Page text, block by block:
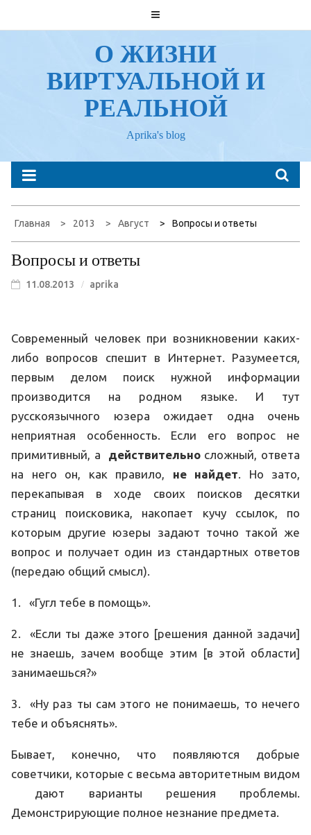
к
О ЖИЗНИ
ВИРТУАЛЬНОЙ И
РЕАЛЬНОЙ
Aprika's blog
Главная 2013 Август Вопросы и ответы
Вопросы и ответы
11.08.2013 aprika
Современный человек при возникновении каких-
либо вопросов спешит в Интернет. Разумеется,
первым делом поиск нужной информации
производится на родном языке. И тут
русскоязычного юзера ожидает одна очень
неприятная особенность. Если его вопрос не
примитивный, а действительносложный, ответа
на него он, как правило, не найдет. Но зато,
перекапывая в ходе своих поисков десятки
страниц поисковика, накопает кучу ссылок, по
которым другие юзеры задают точно такой же
вопрос и получает один из стандартных ответов
(передаю общий смысл).
1. «Гугл тебе в помощь».
2. «Если ты даже этого [решения данной задачи]
не знаешь, зачем вообще этим [в этой области]
занимаешься?»
3. «Ну раз ты сам этого не понимаешь, то нечего
тебе и объяснять».
Бывает, конечно, что появляются добрые
советчики, которые с весьма авторитетным видом
дают варианты решения проблемы.
Демонстрирующие полное незнание предмета.